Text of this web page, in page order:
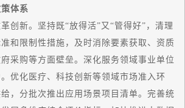
体系
新。坚持既“放得活”又“管得好”，清理
和限制性措施，及时消除要素获取、资质
采购等方面壁垒。深化服务领域事业单位
优化医疗、科技创新等领域市场准入环
，分批次推出应用场景项目清单。完善统